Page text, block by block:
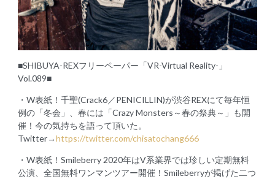
■SHIBUYA-REXフリーペーパー「VR-Virtual Reality-」
Vol.089■
・W表紙！千聖(Crack6／PENICILLIN)が渋谷REXにて毎年恒
例の「冬会」、春には「Crazy Monsters～春の祭典～」も開
催！今の気持ちを語って頂いた。
Twitter→https://twitter.com/chisatochang666
・W表紙！Smileberry 2020年はV系業界では珍しい定期無料
公演、全国無料ワンマンツアー開催！Smileberryが掲げた二つ